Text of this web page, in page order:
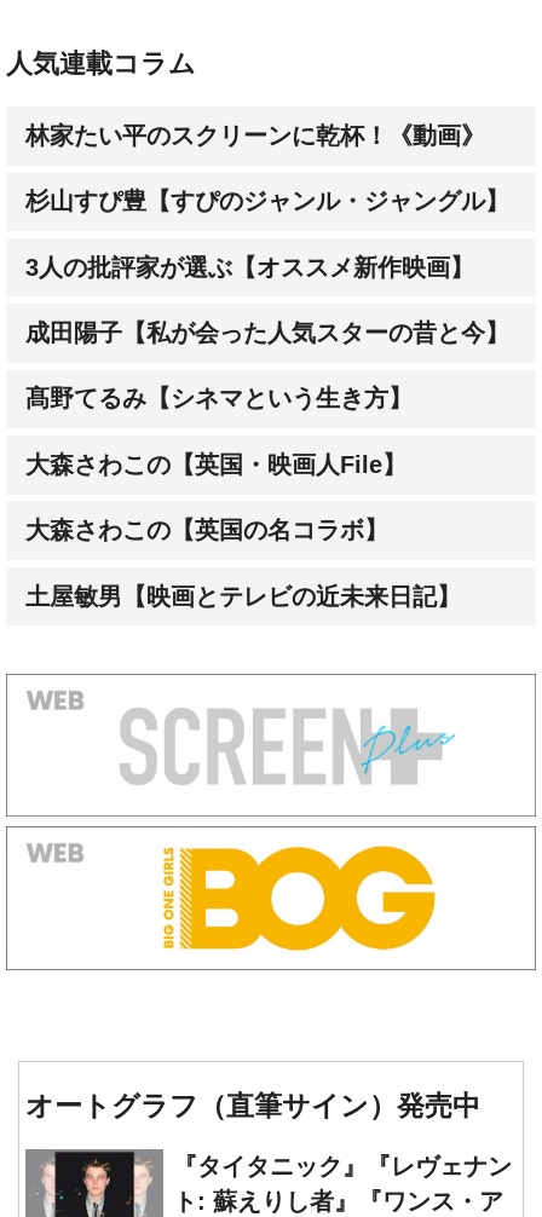
人気連載コラム
林家たい平のスクリーンに乾杯！《動画》
杉山すぴ豊【すぴのジャンル・ジャングル】
3人の批評家が選ぶ【オススメ新作映画】
成田陽子【私が会った人気スターの昔と今】
髙野てるみ【シネマという生き方】
大森さわこの【英国・映画人File】
大森さわこの【英国の名コラボ】
土屋敏男【映画とテレビの近未来日記】
オートグラフ（直筆サイン）発売中
『タイタニック』『レヴェナン
ト: 蘇えりし者』『ワンス・ア